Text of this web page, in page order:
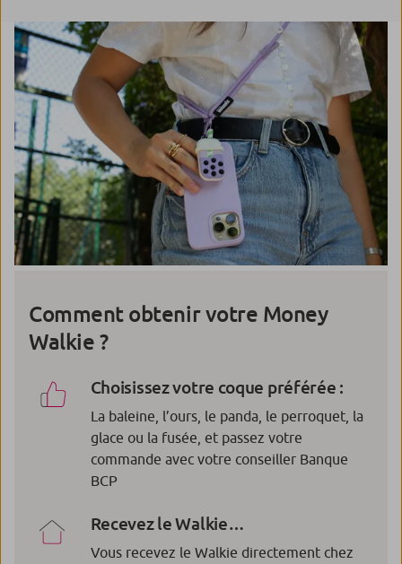
Comment obtenir votre Money
Walkie ?
Choisissez votre coque préférée :
La baleine, l’ours, le panda, le perroquet, la
glace ou la fusée, et passez votre
commande avec votre conseiller Banque
BCP
Recevez le Walkie…
Vous recevez le Walkie directement chez